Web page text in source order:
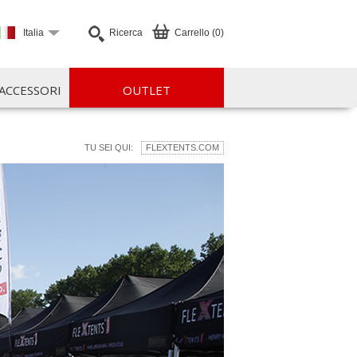
Carrello (0)
Ricerca
Italia
OUTLET
TU SEI QUI: FLEXTENTS.COM